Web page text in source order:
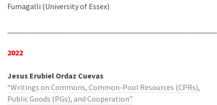
Fumagalli (University of Essex)
2022
Jesus Erubiel Ordaz Cuevas
“Writings on Commons, Common-Pool Resources (CPRs),
Public Goods (PGs), and Cooperation”